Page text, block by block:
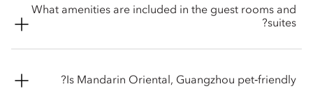
elegant rooms and suites. From Superior Rooms, Deluxe
Rooms, Mandarin Rooms, Executive Suites, Premier Suite,
What amenities are included in the guest rooms and
suites?
including complimentary Wi-Fi, flat-screen televisions, a
Is Mandarin Oriental, Guangzhou pet‑friendly?